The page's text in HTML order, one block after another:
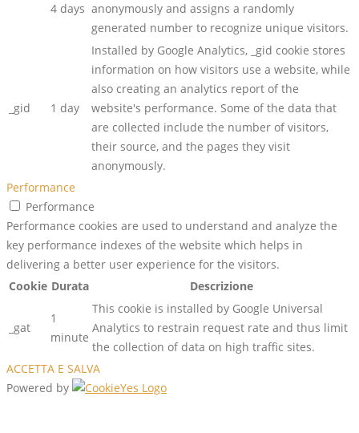
4 days anonymously and assigns a randomly
generated number to recognize unique visitors.
_gid 1 day
Installed by Google Analytics, _gid cookie stores
information on how visitors use a website, while
also creating an analytics report of the
website's performance. Some of the data that
are collected include the number of visitors,
their source, and the pages they visit
anonymously.
Performance
Performance
Performance cookies are used to understand and analyze the
key performance indexes of the website which helps in
delivering a better user experience for the visitors.
Cookie Durata Descrizione
_gat
1
minute
This cookie is installed by Google Universal
Analytics to restrain request rate and thus limit
the collection of data on high traffic sites.
ACCETTA E SALVA
Powered by